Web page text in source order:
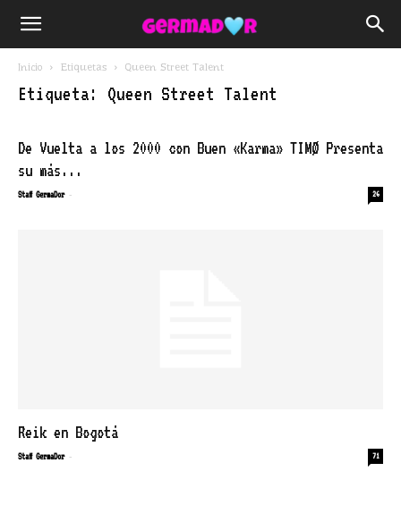
Inicio Etiquetas Queen Street Talent
Etiqueta: Queen Street Talent
De Vuelta a los 2000 con Buen «Karma» TIMØ Presenta
su más...
Staff GermaDor - 26
Reik en Bogotá
Staff GermaDor - 71